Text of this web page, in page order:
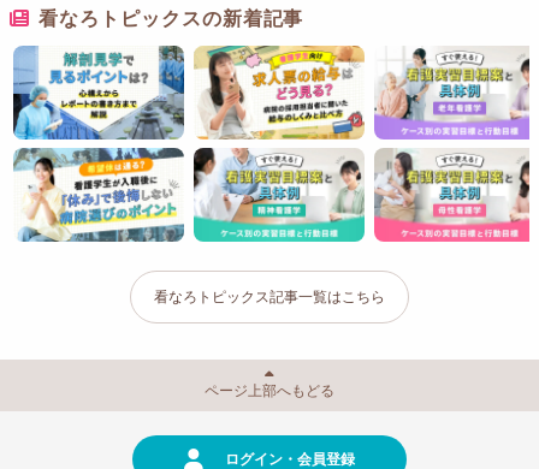
看なろトピックスの新着記事
看なろトピックス記事一覧はこちら
ページ上部へもどる
ログイン・会員登録